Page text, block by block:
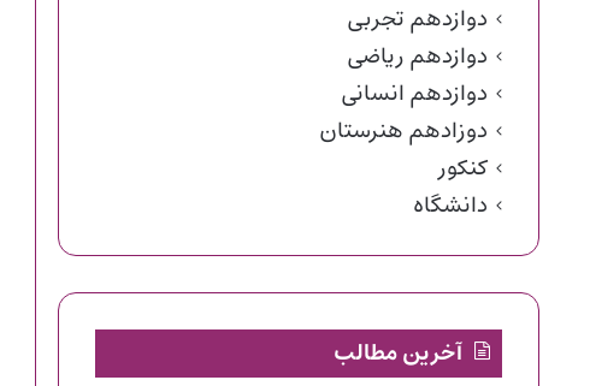
دوازدهم تجربی
دوازدهم ریاضی
دوازدهم انسانی
دوزادهم هنرستان
کنکور
دانشگاه
آخرین مطالب